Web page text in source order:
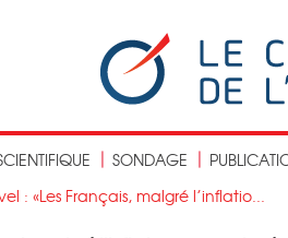
SONDAGE
: «Les Français, malgré l’inflatio...